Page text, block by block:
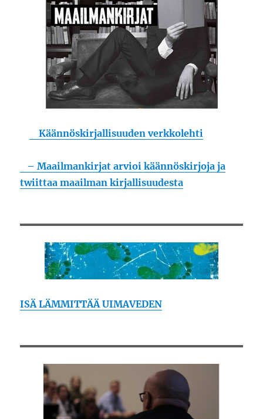
Käännöskirjallisuuden verkkolehti
– Maailmankirjat arvioi käännöskirjoja ja
twiittaa maailman kirjallisuudesta
ISÄ LÄMMITTÄÄ UIMAVEDEN